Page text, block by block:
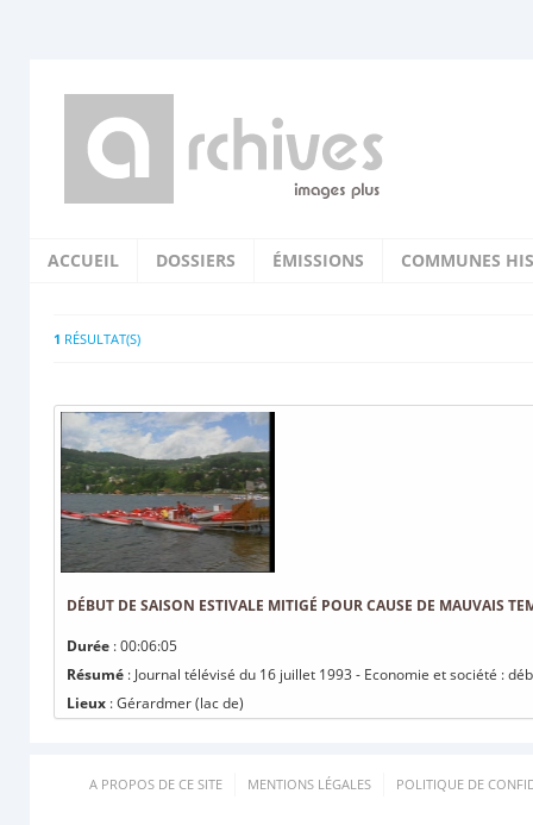
ACCUEIL DOSSIERS ÉMISSIONS COMMUNES
1 RÉSULTAT(S)
DÉBUT DE SAISON ESTIVALE MITIGÉ POUR CAUSE DE MAUVAIS
Durée : 00:06:05
Résumé : Journal télévisé du 16 juillet 1993 - Economie et société :
Lieux : Gérardmer (lac de)
A PROPOS DE CE SITE MENTIONS LÉGALES POLITIQUE DE